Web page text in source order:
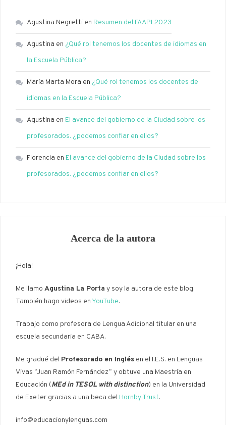
Agustina Negretti en Resumen del FAAPI 2023
Agustina en ¿Qué rol tenemos los docentes de idiomas en
la Escuela Pública?
María Marta Mora en ¿Qué rol tenemos los docentes de
idiomas en la Escuela Pública?
Agustina en El avance del gobierno de la Ciudad sobre los
profesorados. ¿podemos confiar en ellos?
Florencia en El avance del gobierno de la Ciudad sobre los
profesorados. ¿podemos confiar en ellos?
Acerca de la autora
¡Hola!
Me llamo Agustina La Porta y soy la autora de este blog.
También hago videos en YouTube.
Trabajo como profesora de Lengua Adicional titular en una
escuela secundaria en CABA.
Me gradué del Profesorado en Inglés en el I.E.S. en Lenguas
Vivas “Juan Ramón Fernández” y obtuve una Maestría en
Educación (MEd in TESOL with distinction) en la Universidad
de Exeter gracias a una beca del Hornby Trust.
info@educacionylenguas.com